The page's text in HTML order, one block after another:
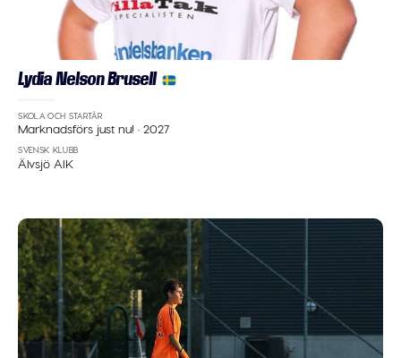
Lydia Nelson Brusell
SKOLA OCH STARTÅR
Marknadsförs just nu!·2027
SVENSK KLUBB
Älvsjö AIK